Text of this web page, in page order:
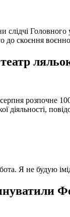
Головного
до скоєння
розпочне
діяльності,
Я не будую